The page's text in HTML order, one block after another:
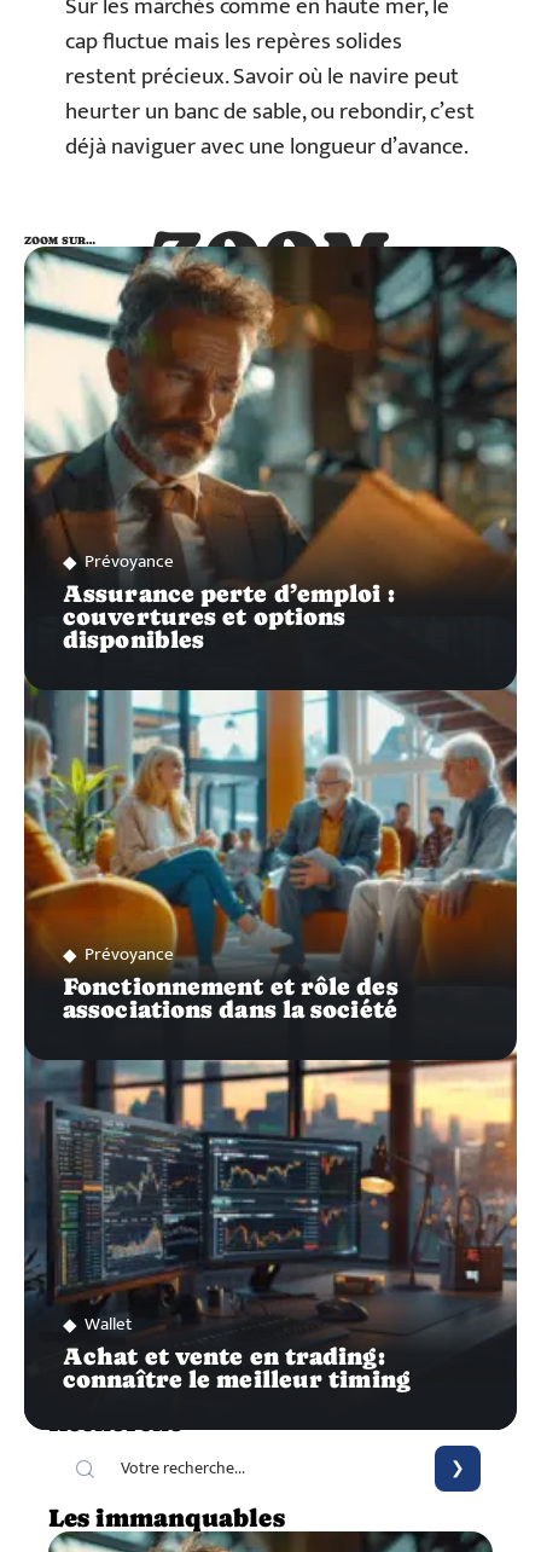
cap fluctue mais les repères solides
restent précieux. Savoir où le navire peut
heurter un banc de sable, ou rebondir, c’est
déjà naviguer avec une longueur d’avance.
ZOOM
SUR…
ZOOM SUR…
Prévoyance
Assurance perte d’emploi :
couvertures et options
disponibles
Prévoyance
Fonctionnement et rôle des
associations dans la société
Wallet
Achat et vente en trading:
connaître le meilleur timing
Recherche
Les immanquables